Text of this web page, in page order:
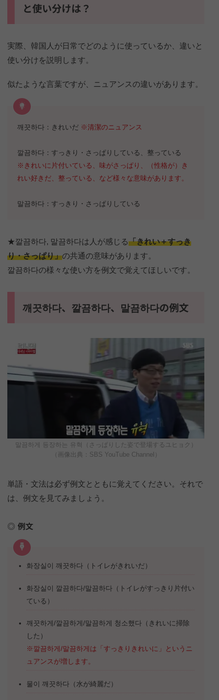
と使い分けは？
実際、韓国人が日常でどのように使っているか、違いと
使い分けを説明します。
似たような言葉ですが、ニュアンスの違いがあります。
깨끗하다：きれいだ ※清潔のニュアンス
깔끔하다：すっきり・さっぱりしている、整っている
※きれいに片付いている、味がさっぱり、（性格が）き
れい好きだ、整っている、など様々な意味があります。
말끔하다：すっきり・さっぱりしている
★깔끔하다, 말끔하다は人が感じる「きれい＋すっき
り・さっぱり」の共通の意味があります。
깔끔하다の様々な使い方を例文で覚えてほしいです。
깨끗하다、깔끔하다、말끔하다の例文
말끔하게 등장하는 유혁（さっぱりした姿で登場するユヒョク）
（画像出典：SBS YouTube Channel）
単語・文法は必ず例文とともに覚えてください。それで
は、例文を見てみましょう。
例文
화장실이 깨끗하다（トイレがきれいだ）
화장실이 깔끔하다/말끔하다（トイレがすっきり片付い
ている）
깨끗하게/깔끔하게/말끔하게 청소했다（きれいに掃除
した）
※깔끔하게/말끔하게は「すっきりきれいに」というニ
ュアンスが増します。
물이 깨끗하다（水が綺麗だ）